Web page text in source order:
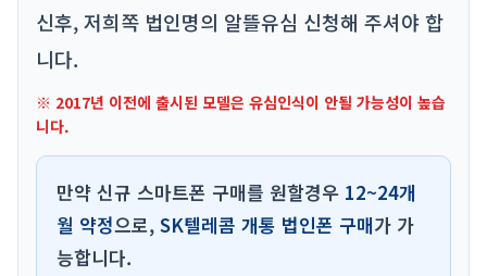
신후, 저희쪽 법인명의 알뜰유심 신청해 주셔야 합
니다.
※ 2017년 이전에 출시된 모델은 유심인식이 안될 가능성이 높습
니다.
만약 신규 스마트폰 구매를 원할경우 12~24개
월 약정으로, SK텔레콤 개통 법인폰 구매가 가
능합니다.